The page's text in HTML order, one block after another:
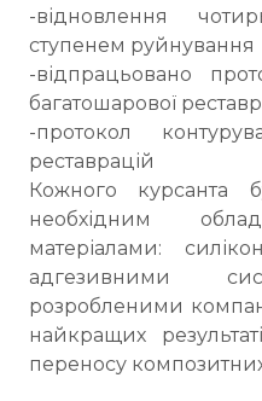
-відновлення
ступенем руйнування
-відпрацьовано
багатошарової
-протокол
реставрацій
Кожного курсанта
необхідним
матеріалами:
адгезивними
розробленими
найкращих
переносу